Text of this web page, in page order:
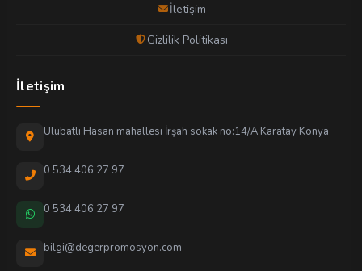
İletişim
Gizlilik Politikası
İletişim
Ulubatlı Hasan mahallesi İrşah sokak no:14/A Karatay Konya
0 534 406 27 97
0 534 406 27 97
bilgi@degerpromosyon.com